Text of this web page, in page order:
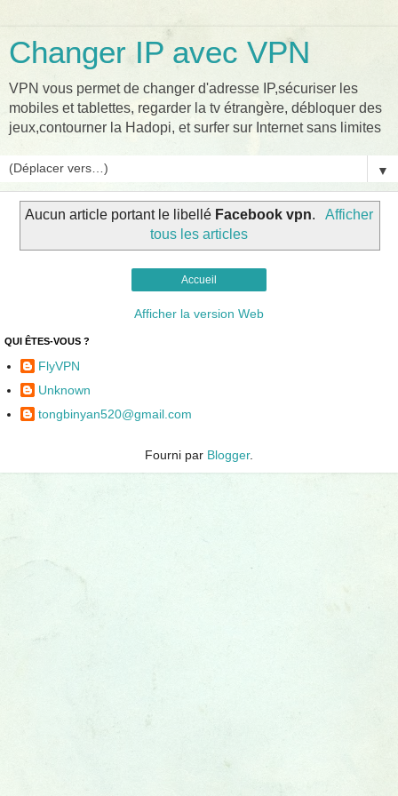
Changer IP avec VPN
VPN vous permet de changer d'adresse IP,sécuriser les
mobiles et tablettes, regarder la tv étrangère, débloquer des
jeux,contourner la Hadopi, et surfer sur Internet sans limites
▼
Aucun article portant le libellé Facebook vpn.
Afficher
tous les articles
Accueil
Afficher la version Web
QUI ÊTES-VOUS ?
FlyVPN
Unknown
tongbinyan520@gmail.com
Fourni par Blogger.